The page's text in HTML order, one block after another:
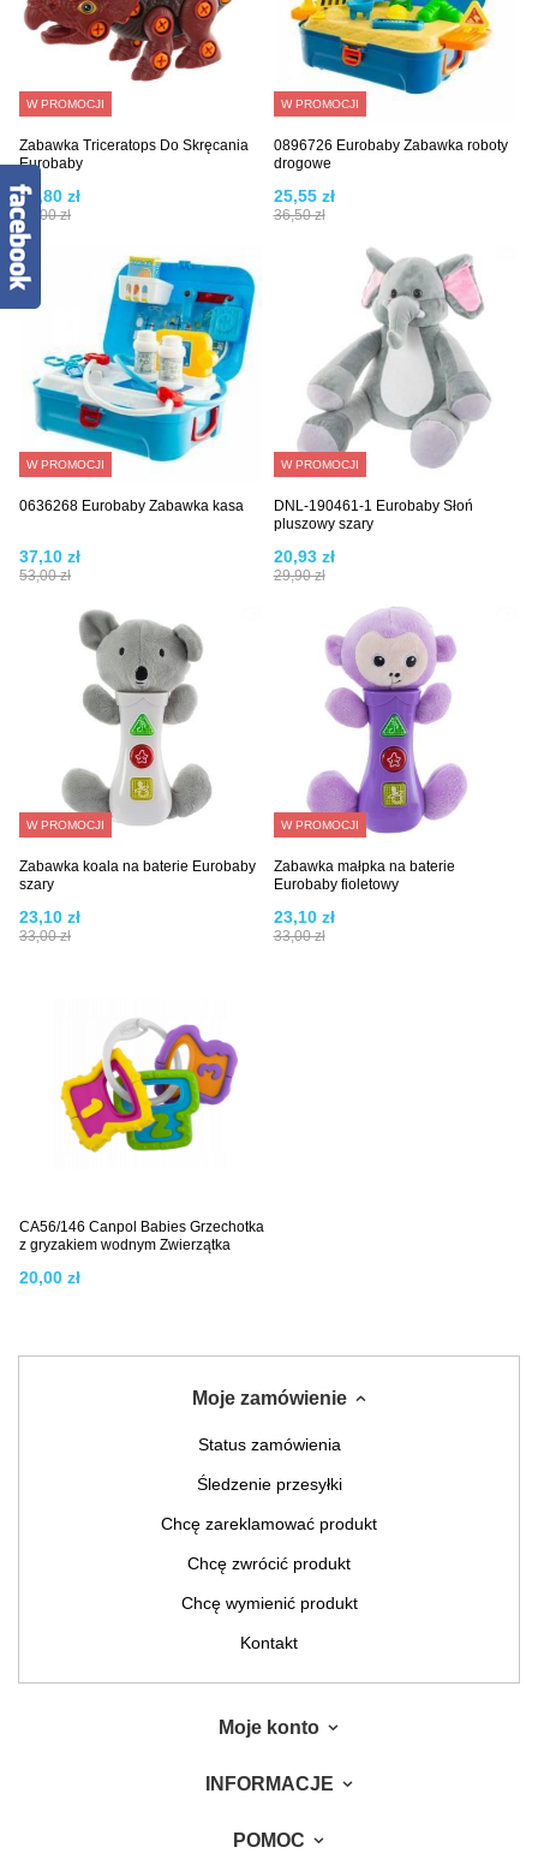
W PROMOCJI
Zabawka Triceratops Do Skręcania
Eurobaby
44,00 zł
30,80 zł
W PROMOCJI
0896726 Eurobaby Zabawka roboty
drogowe
36,50 zł
25,55 zł
W PROMOCJI
0636268 Eurobaby Zabawka kasa
53,00 zł
37,10 zł
W PROMOCJI
DNL-190461-1 Eurobaby Słoń
pluszowy szary
29,90 zł
20,93 zł
W PROMOCJI
Zabawka koala na baterie Eurobaby
szary
33,00 zł
23,10 zł
W PROMOCJI
Zabawka małpka na baterie
Eurobaby fioletowy
33,00 zł
23,10 zł
CA56/146 Canpol Babies Grzechotka
z gryzakiem wodnym Zwierzątka
20,00 zł
Moje zamówienie
Status zamówienia
Śledzenie przesyłki
Chcę zareklamować produkt
Chcę zwrócić produkt
Chcę wymienić produkt
Kontakt
Moje konto
INFORMACJE
POMOC